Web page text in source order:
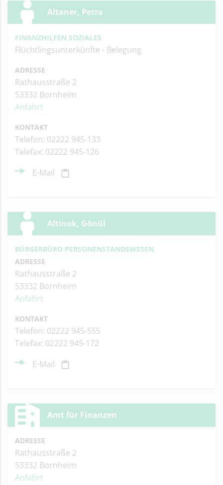
Altaner, Petra
FINANZHILFEN SOZIALES
Flüchtlingsunterkünfte - Belegung
ADRESSE
Rathausstraße 2
53332 Bornheim
Anfahrt
KONTAKT
Telefon: 02222 945-133
Telefax: 02222 945-126
E-Mail
Altinok, Gönül
BÜRGERBÜRO PERSONENSTANDSWESEN
ADRESSE
Rathausstraße 2
53332 Bornheim
Anfahrt
KONTAKT
Telefon: 02222 945-555
Telefax: 02222 945-172
E-Mail
Amt für Finanzen
ADRESSE
Rathausstraße 2
53332 Bornheim
Anfahrt